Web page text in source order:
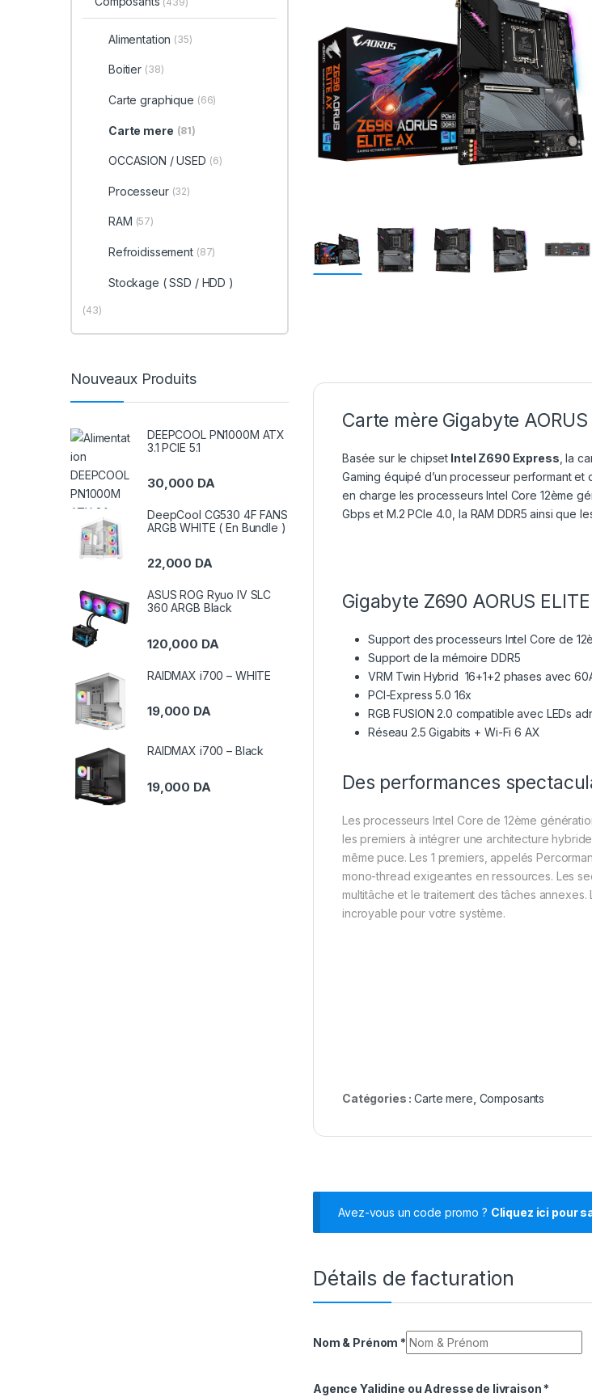
Carte mère Gigabyte
Basée sur le chipset Intel Z690 Express , la
Gaming équipé d’un processeur performant
en charge les processeurs Intel Core 12ème
Gbps et M.2 PCIe 4.0, la RAM DDR5 ainsi que
Gigabyte Z690 AORUS
Support des processeurs Intel Core de
Support de la mémoire DDR5
VRM Twin Hybrid 16+1+2 phases avec
PCI-Express 5.0 16x
RGB FUSION 2.0 compatible avec LEDs
Réseau 2.5 Gigabits + Wi-Fi 6 AX
Des performances
Les processeurs Intel Core de 12ème
les premiers à intégrer une architecture
même puce. Les 1 premiers, appelés
mono-thread exigeantes en ressources. Les
multitâche et le traitement des tâches
incroyable pour votre système.
Catégories :Carte mere Composants
Avez-vous un code promo ? Cliquez ici pour
Détails de facturation
Nom & Prénom *
Agence Yalidine ou Adresse de livraison *
Alimentation (35)
Boitier (38)
Carte graphique (66)
Carte mere (81)
OCCASION / USED (6)
Processeur (32)
RAM (57)
Refroidissement (87)
Stockage ( SSD / HDD )
(43)
Nouveaux Produits
DEEPCOOL PN1000M ATX
3.1 PCIE 5.1
30,000 DA
DeepCool CG530 4F FANS
ARGB WHITE ( En Bundle )
22,000 DA
ASUS ROG Ryuo IV SLC
360 ARGB Black
120,000 DA
RAIDMAX i700 – WHITE
19,000 DA
RAIDMAX i700 – Black
19,000 DA